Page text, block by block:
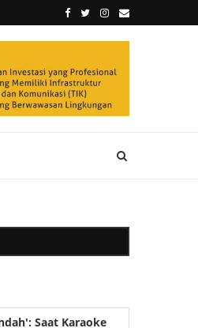
Saat Karaoke